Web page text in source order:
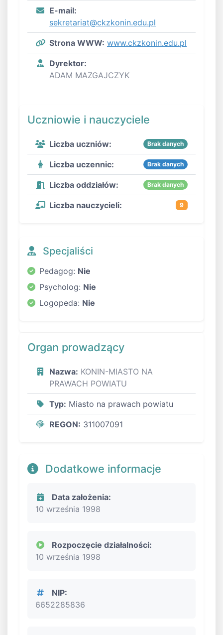
E-mail:
sekretariat@ckzkonin.edu.pl
Strona WWW: www.ckzkonin.edu.pl
Dyrektor:
ADAM MAZGAJCZYK
Uczniowie i nauczyciele
Liczba uczniów: Brak danych
Liczba uczennic: Brak danych
Liczba oddziałów: Brak danych
Liczba nauczycieli: 9
Specjaliści
Pedagog: Nie
Psycholog: Nie
Logopeda: Nie
Organ prowadzący
Nazwa: KONIN-MIASTO NA
PRAWACH POWIATU
Typ: Miasto na prawach powiatu
REGON: 311007091
Dodatkowe informacje
Data założenia:
10 września 1998
Rozpoczęcie działalności:
10 września 1998
NIP:
6652285836